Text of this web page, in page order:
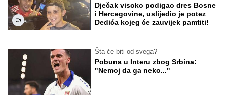
Dječak visoko podigao dres Bosne
i Hercegovine, uslijedio je potez
Dedića kojeg će zauvijek pamtiti!
Šta će biti od svega?
Pobuna u Interu zbog Srbina:
"Nemoj da ga neko..."